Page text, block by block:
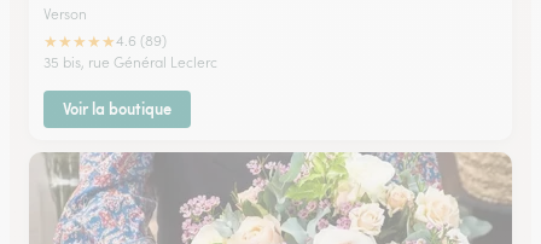
Verson
★★★★★4.6 (89)
35 bis, rue Général Leclerc
Voir la boutique